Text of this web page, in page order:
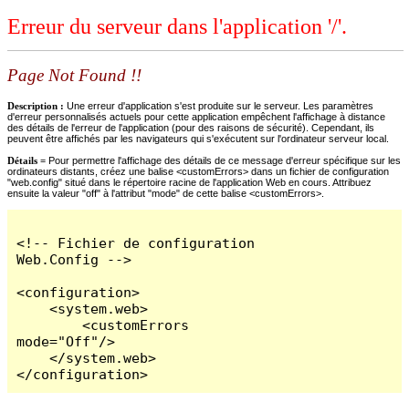
Erreur du serveur dans l'application '/'.
Page Not Found !!
Description : Une erreur d'application s'est produite sur le serveur. Les paramètres
d'erreur personnalisés actuels pour cette application empêchent l'affichage à distance
des détails de l'erreur de l'application (pour des raisons de sécurité). Cependant, ils
peuvent être affichés par les navigateurs qui s'exécutent sur l'ordinateur serveur local.
Détails = Pour permettre l'affichage des détails de ce message d'erreur spécifique sur les
ordinateurs distants, créez une balise <customErrors> dans un fichier de configuration
"web.config" situé dans le répertoire racine de l'application Web en cours. Attribuez
ensuite la valeur "off" à l'attribut "mode" de cette balise <customErrors>.
<!-- Fichier de configuration
Web.Config -->
<configuration>
    <system.web>
        <customErrors
mode="Off"/>
    </system.web>
</configuration>